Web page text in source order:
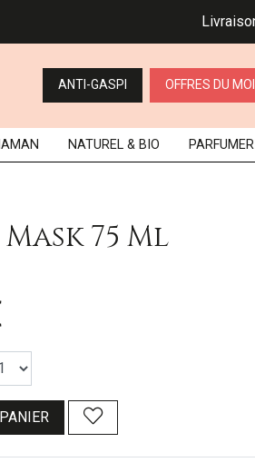
Livraison
ANTI-GASPI OFFRES DU
NATUREL & BIO
75 Ml